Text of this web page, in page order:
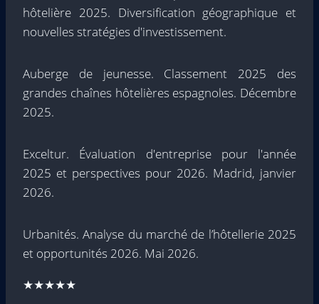
hôtelière 2025. Diversification géographique et
nouvelles stratégies d'investissement.
Auberge de jeunesse. Classement 2025 des
grandes chaînes hôtelières espagnoles. Décembre
2025.
Exceltur. Évaluation d'entreprise pour l'année
2025 et perspectives pour 2026. Madrid, janvier
2026.
Urbanités. Analyse du marché de l’hôtellerie 2025
et opportunités 2026. Mai 2026.
★★★★★